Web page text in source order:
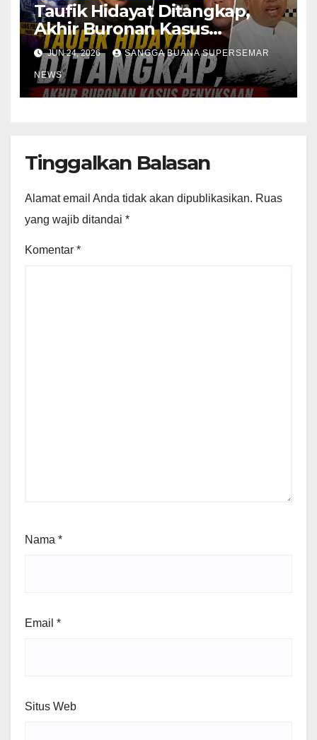
Taufik Hidayat Ditangkap,
Akhir Buronan Kasus
Penyiksaan
JUN 24, 2026 SANGGA BUANA SUPERSEMAR
NEWS
Tinggalkan Balasan
Alamat email Anda tidak akan dipublikasikan. Ruas
yang wajib ditandai *
Komentar *
Nama *
Email *
Situs Web